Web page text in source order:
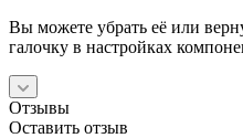
Вы можете убрать её или
галочку в настройках
Отзывы
Оставить отзыв